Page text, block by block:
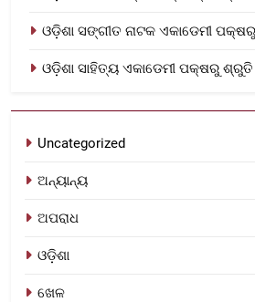
ଓଡ଼ିଶା ସଙ୍ଗୀତ ନାଟକ ଏକାଡେମୀ
ଓଡ଼ିଶା ସାହିତ୍ୟ ଏକାଡେମୀ ପକ୍ଷରୁ
Uncategorized
ଅନ୍ୟାନ୍ୟ
ଅପରାଧ
ଓଡ଼ିଶା
ଖେଳ